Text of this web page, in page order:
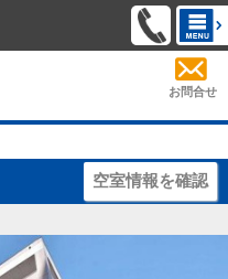
お問合せ
空室情報を確認